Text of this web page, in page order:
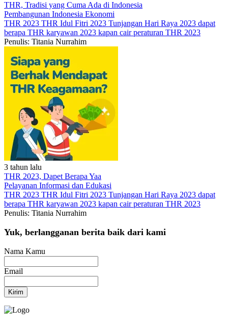
THR, Tradisi yang Cuma Ada di Indonesia
Pembangunan Indonesia Ekonomi
THR 2023 THR Idul Fitri 2023 Tunjangan Hari Raya 2023 dapat
berapa THR karyawan 2023 kapan cairperaturan THR 2023
Penulis: Titania Nurrahim
3 tahun lalu
THR 2023, Dapet Berapa Yaa
Pelayanan Informasi dan Edukasi
THR 2023 THR Idul Fitri 2023 Tunjangan Hari Raya 2023 dapat
berapa THR karyawan 2023 kapan cairperaturan THR 2023
Penulis: Titania Nurrahim
Yuk, berlangganan berita baik dari kami
Nama Kamu
Email
Kirim